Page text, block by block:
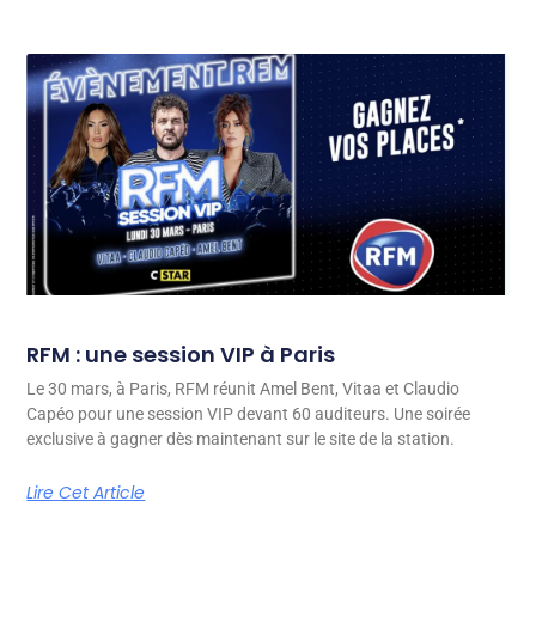
RFM : une session VIP à Paris
Le 30 mars, à Paris, RFM réunit Amel Bent, Vitaa et Claudio
Capéo pour une session VIP devant 60 auditeurs. Une soirée
exclusive à gagner dès maintenant sur le site de la station.
Lire Cet Article